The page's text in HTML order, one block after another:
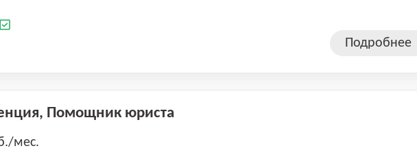
территории России и за ее пределами. У компании более 18 000
бренды кормов и собственные СТМ.
Подробнее
Помощник юриста
мес.